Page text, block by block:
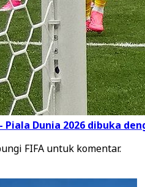
Piala Dunia 2026 dibuka
FIFA untuk komentar.